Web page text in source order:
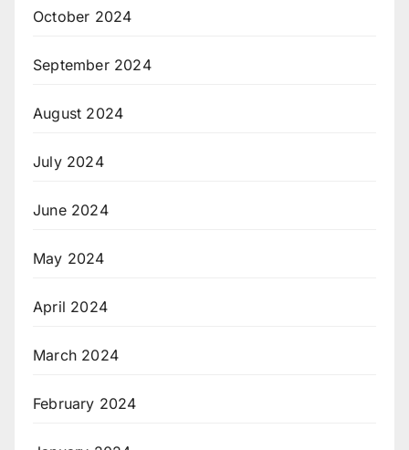
October 2024
September 2024
August 2024
July 2024
June 2024
May 2024
April 2024
March 2024
February 2024